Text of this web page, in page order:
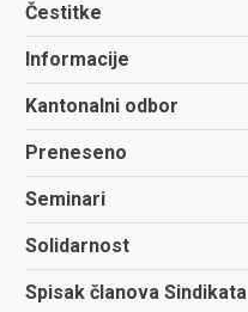
Čestitke
Informacije
Kantonalni odbor
Preneseno
Seminari
Solidarnost
Spisak članova Sindikata